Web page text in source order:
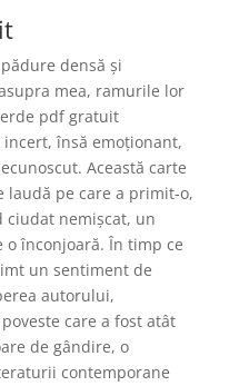
densă și
mea, ramurile lor
pdf gratuit
însă emoționant,
Această carte
laudă pe care a primit-o,
ciudat nemișcat, un
înconjoară. În timp ce
un sentiment de
autorului,
care a fost atât
de gândire, o
contemporane